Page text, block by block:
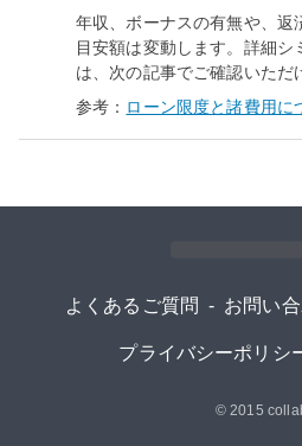
年収、ボーナスの有無や、返
目安額は変動します。詳細シ
は、次の記事でご確認いただ
参考： ローン限度と諸費用に
よくあるご質問 - お問い
プライバシーポリシ
© 2015